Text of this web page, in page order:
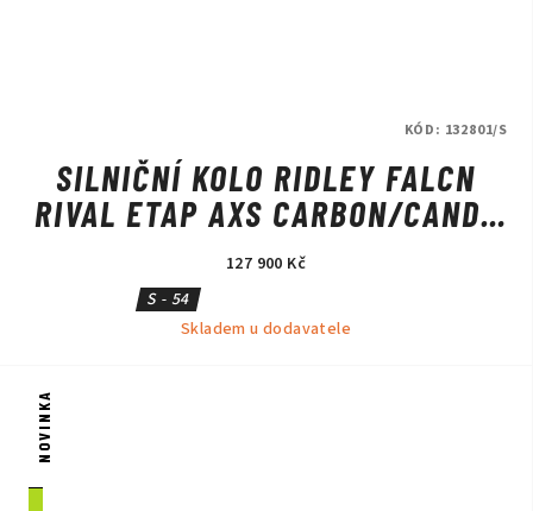
SILNIČNÍ KOLO RIDLEY FALCN
RIVAL ETAP AXS CARBON/CANDY
RED METALLIC/SILVER
127 900 Kč
S - 54
Skladem u dodavatele
KÓD: 132801/S
NOVINKA